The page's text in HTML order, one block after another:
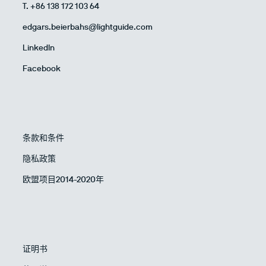
T. +86 138 172 103 64
edgars.beierbahs@lightguide.com
LinkedIn
Facebook
条款和条件
隐私政策
欧盟项目2014-2020年
证明书